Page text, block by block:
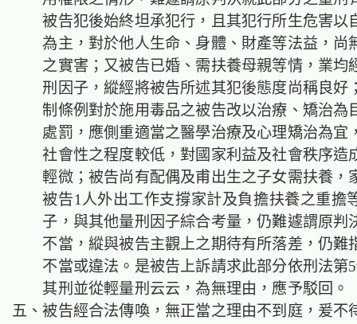
被告犯後始終坦承犯行，且其犯行所生危害以
為主，對於他人生命、身體、財產等法益，尚
之實害；又被告已婚、需扶養母親等情，業均
刑因子，縱經將被告所述其犯後態度尚稱良好
制條例對於施用毒品之被告改以治療、矯治為
處罰，應側重適當之醫學治療及心理矯治為宜
社會性之程度較低，對國家利益及社會秩序造
輕微；被告尚有配偶及甫出生之子女需扶養，
被告1人外出工作支撐家計及負擔扶養之重擔
子，與其他量刑因子綜合考量，仍難遽謂原判
不當，縱與被告主觀上之期待有所落差，仍難
不當或違法。是被告上訴請求此部分依刑法第
其刑並從輕量刑云云，為無理由，應予駁回。
五、被告經合法傳喚，無正當之理由不到庭，爰不